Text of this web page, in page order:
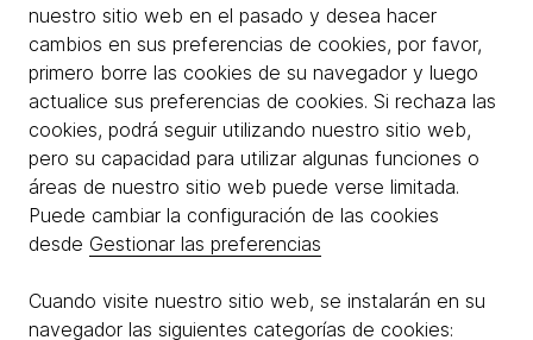
nuestro sitio web en el pasado y desea hacer
cambios en sus preferencias de cookies, por favor,
primero borre las cookies de su navegador y luego
actualice sus preferencias de cookies. Si rechaza las
cookies, podrá seguir utilizando nuestro sitio web,
pero su capacidad para utilizar algunas funciones o
áreas de nuestro sitio web puede verse limitada.
Puede cambiar la configuración de las cookies
desde Gestionar las preferencias
Cuando visite nuestro sitio web, se instalarán en su
navegador las siguientes categorías de cookies: